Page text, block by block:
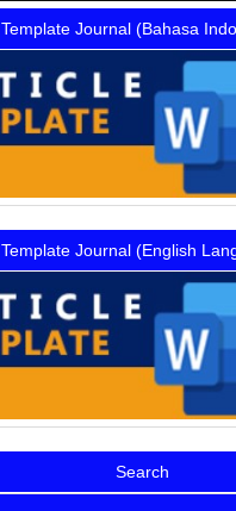
Template Journal (Bahasa
Template Journal (English
Search